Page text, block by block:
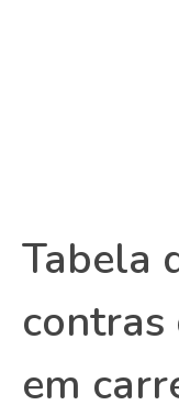
Tabela
em